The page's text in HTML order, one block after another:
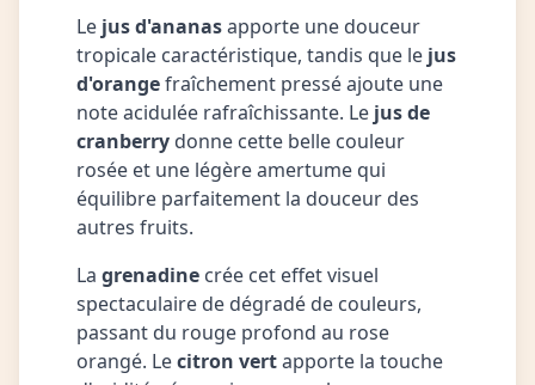
Le jus d'ananasapporte une douceur
tropicale caractéristique, tandis que le jus
d'orangefraîchement pressé ajoute une
note acidulée rafraîchissante. Le jus de
cranberry donne cette belle couleur
rosée et une légère amertume qui
équilibre parfaitement la douceur des
autres fruits.
La grenadine crée cet effet visuel
spectaculaire de dégradé de couleurs,
passant du rouge profond au rose
orangé. Lecitron vertapporte la touche